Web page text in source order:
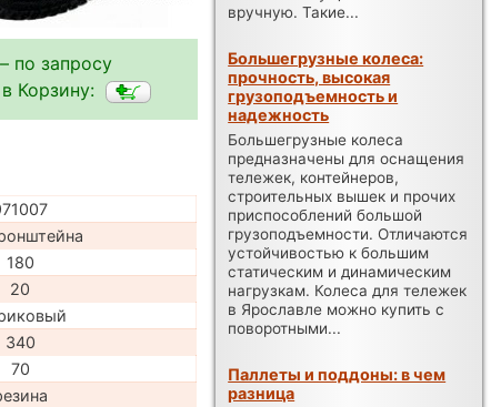
по запросу
Корзину:
180
20
340
70
вручную. Такие...
Большегрузные колеса:
прочность, высокая
грузоподъемность и
надежность
Большегрузные колеса
предназначены для оснащения
тележек, контейнеров,
строительных вышек и прочих
приспособлений большой
грузоподъемности. Отличаются
устойчивостью к большим
статическим и динамическим
нагрузкам. Колеса для тележек
в Ярославле можно купить с
поворотными...
Паллеты и поддоны: в чем
разница